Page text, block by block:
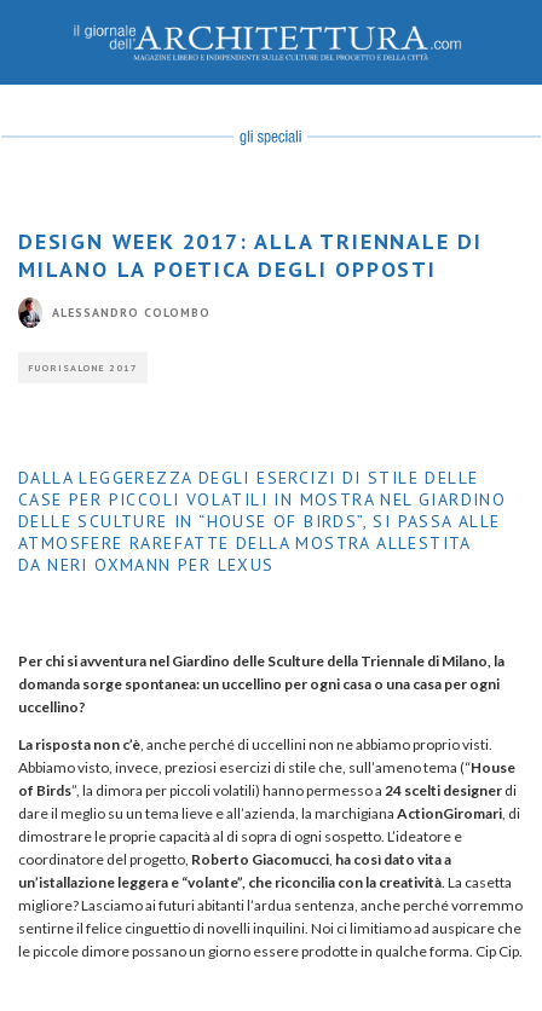
DESIGN WEEK 2017: ALLA TRIENNALE DI
MILANO LA POETICA DEGLI OPPOSTI
ALESSANDRO COLOMBO
FUORISALONE 2017
DALLA LEGGEREZZA DEGLI ESERCIZI DI STILE DELLE
CASE PER PICCOLI VOLATILI IN MOSTRA NEL GIARDINO
DELLE SCULTURE IN “HOUSE OF BIRDS”, SI PASSA ALLE
ATMOSFERE RAREFATTE DELLA MOSTRA ALLESTITA
DA NERI OXMANN PER LEXUS
Per chi si avventura nel Giardino delle Sculture della Triennale di Milano, la
domanda sorge spontanea: un uccellino per ogni casa o una casa per ogni
uccellino?
La risposta non c’è , anche perché di uccellini non ne abbiamo proprio visti.
Abbiamo visto, invece, preziosi esercizi di stile che, sull’ameno tema (“House
of Birds”, la dimora per piccoli volatili) hanno permesso a 24 scelti designer di
dare il meglio su un tema lieve e all’azienda, la marchigiana ActionGiromari , di
dimostrare le proprie capacità al di sopra di ogni sospetto. L’ideatore e
coordinatore del progetto, Roberto Giacomucci ha così dato vita a
un’istallazione leggera e “volante”, che riconcilia con la creatività . La casetta
migliore? Lasciamo ai futuri abitanti l’ardua sentenza, anche perché vorremmo
sentirne il felice cinguettio di novelli inquilini. Noi ci limitiamo ad auspicare che
le piccole dimore possano un giorno essere prodotte in qualche forma. Cip Cip.